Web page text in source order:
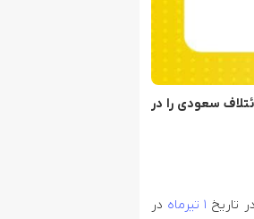
سعودی را در
تاریخ ۱ تیرماه
در